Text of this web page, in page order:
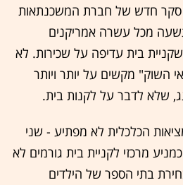
סקר חדש של חברת המשכנתאות
מכל עשרה אמריקנים
שקניית בית עדיפה על שכירות. לא
מקשים על יותר ויותר
שלא לדבר על לקנות בית.
הכלכלית לא מפתיע - שני
מרכזי לקניית בית גורמים לא
בתי הספר של הילדים